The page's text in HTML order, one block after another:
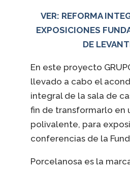
VER: REFORMA
EXPOSICIONES
DE
En este proyecto
llevado a cabo el
integral de la sala de
fin de transformarlo en
polivalente, para
conferencias de la
Porcelanosa es la